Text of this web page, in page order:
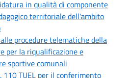
in qualità di componente
territoriale dell'ambito
procedure telematiche della
per la riqualificazione e
sportive comunali
110 TUEL per il conferimento